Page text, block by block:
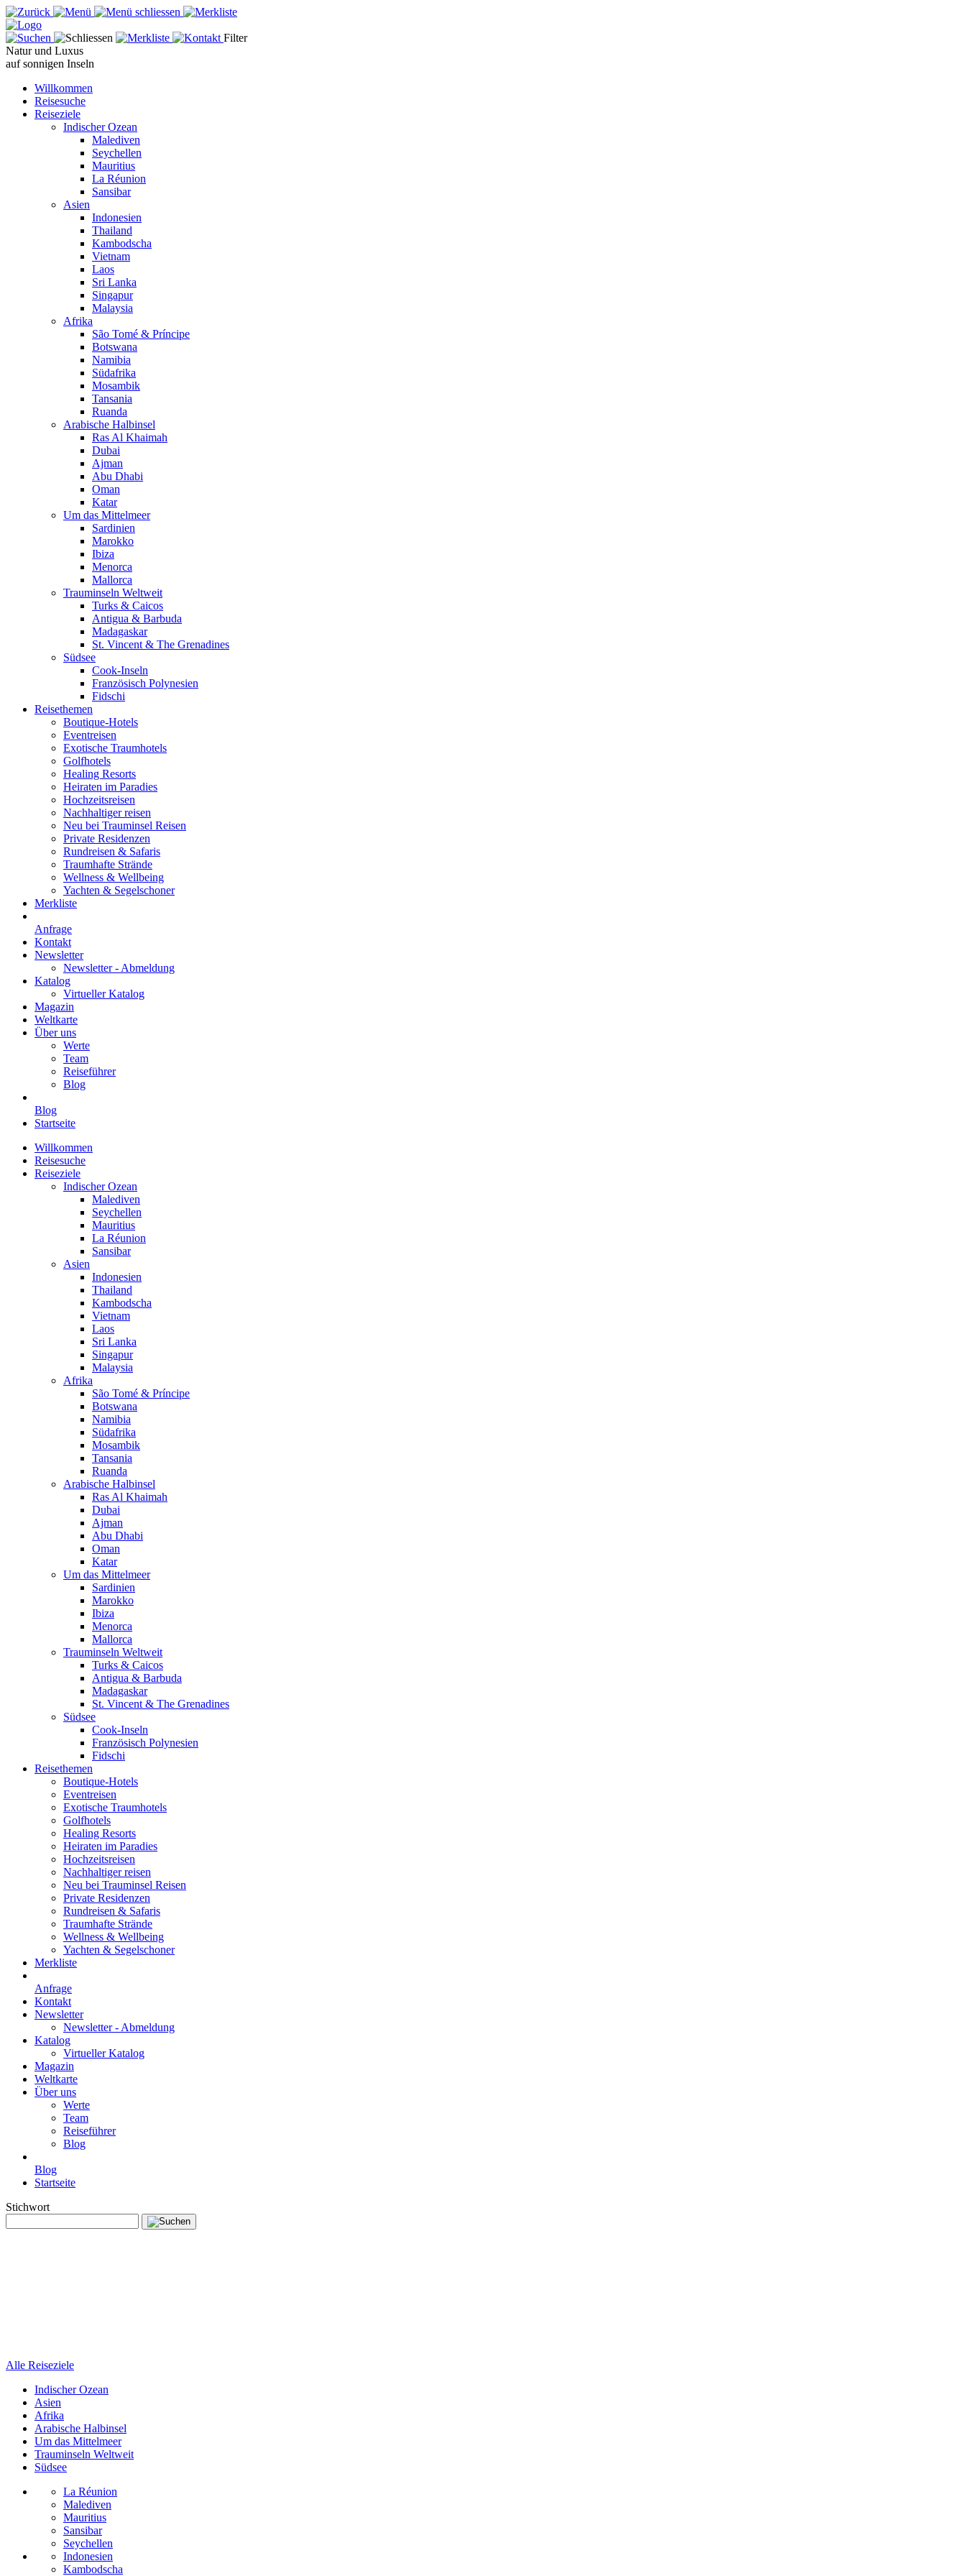
Filter
Natur und Luxus
auf sonnigen Inseln
Willkommen
Reisesuche
Reiseziele
Indischer Ozean
Malediven
Seychellen
Mauritius
La Réunion
Sansibar
Asien
Indonesien
Thailand
Kambodscha
Vietnam
Laos
Sri Lanka
Singapur
Malaysia
Afrika
São Tomé & Príncipe
Botswana
Namibia
Südafrika
Mosambik
Tansania
Ruanda
Arabische Halbinsel
Ras Al Khaimah
Dubai
Ajman
Abu Dhabi
Oman
Katar
Um das Mittelmeer
Sardinien
Marokko
Ibiza
Menorca
Mallorca
Trauminseln Weltweit
Turks & Caicos
Antigua & Barbuda
Madagaskar
St. Vincent & The Grenadines
Südsee
Cook-Inseln
Französisch Polynesien
Fidschi
Reisethemen
Boutique-Hotels
Eventreisen
Exotische Traumhotels
Golfhotels
Healing Resorts
Heiraten im Paradies
Hochzeitsreisen
Nachhaltiger reisen
Neu bei Trauminsel Reisen
Private Residenzen
Rundreisen & Safaris
Traumhafte Strände
Wellness & Wellbeing
Yachten & Segelschoner
Merkliste
Anfrage
Kontakt
Newsletter
Newsletter - Abmeldung
Katalog
Virtueller Katalog
Magazin
Weltkarte
Über uns
Werte
Team
Reiseführer
Blog
Blog
Startseite
Willkommen
Reisesuche
Reiseziele
Indischer Ozean
Malediven
Seychellen
Mauritius
La Réunion
Sansibar
Asien
Indonesien
Thailand
Kambodscha
Vietnam
Laos
Sri Lanka
Singapur
Malaysia
Afrika
São Tomé & Príncipe
Botswana
Namibia
Südafrika
Mosambik
Tansania
Ruanda
Arabische Halbinsel
Ras Al Khaimah
Dubai
Ajman
Abu Dhabi
Oman
Katar
Um das Mittelmeer
Sardinien
Marokko
Ibiza
Menorca
Mallorca
Trauminseln Weltweit
Turks & Caicos
Antigua & Barbuda
Madagaskar
St. Vincent & The Grenadines
Südsee
Cook-Inseln
Französisch Polynesien
Fidschi
Reisethemen
Boutique-Hotels
Eventreisen
Exotische Traumhotels
Golfhotels
Healing Resorts
Heiraten im Paradies
Hochzeitsreisen
Nachhaltiger reisen
Neu bei Trauminsel Reisen
Private Residenzen
Rundreisen & Safaris
Traumhafte Strände
Wellness & Wellbeing
Yachten & Segelschoner
Merkliste
Anfrage
Kontakt
Newsletter
Newsletter - Abmeldung
Katalog
Virtueller Katalog
Magazin
Weltkarte
Über uns
Werte
Team
Reiseführer
Blog
Blog
Startseite
Stichwort
Alle Reiseziele
Indischer Ozean
Asien
Afrika
Arabische Halbinsel
Um das Mittelmeer
Trauminseln Weltweit
Südsee
La Réunion
Malediven
Mauritius
Sansibar
Seychellen
Indonesien
Kambodscha